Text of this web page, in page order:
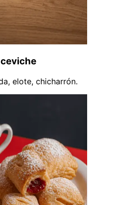
elote, chicharrón.